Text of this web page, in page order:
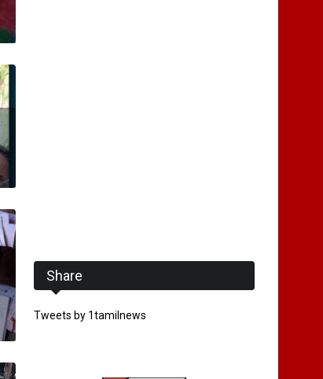
Share
Tweets by 1tamilnews